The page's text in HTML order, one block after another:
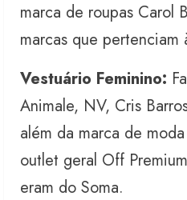
marca de roupas Carol
marcas que pertenciam
Vestuário Feminino:
Animale, NV, Cris
além da marca de
outlet geral Off
eram do Soma.